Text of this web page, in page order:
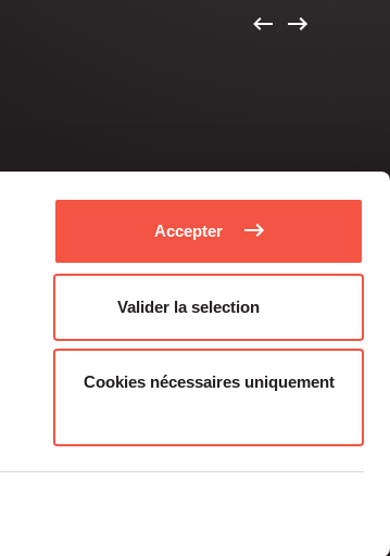
Accepter
Valider la selection
Cookies nécessaires uniquement